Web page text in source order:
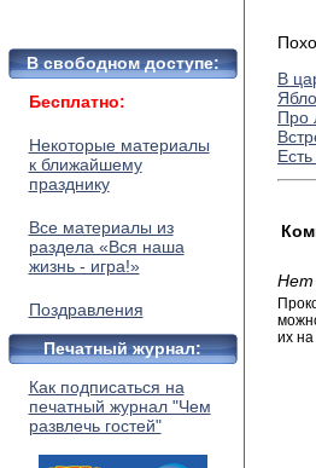
В свободном доступе:
Бесплатно:
Некоторые материалы
к ближайшему
празднику
Все материалы из
раздела «Вся наша
жизнь - игра!»
Поздравления
Печатный журнал:
Как подписаться на
печатный журнал "Чем
развлечь гостей"
В
Про
Нет
их на